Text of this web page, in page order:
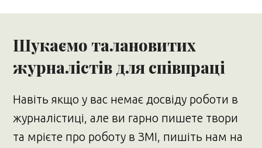
Шукаємо талановитих
журналістів для співпраці
Навіть якщо у вас немає досвіду роботи в
журналістиці, але ви гарно пишете твори
та мрієте про роботу в ЗМІ, пишіть нам на